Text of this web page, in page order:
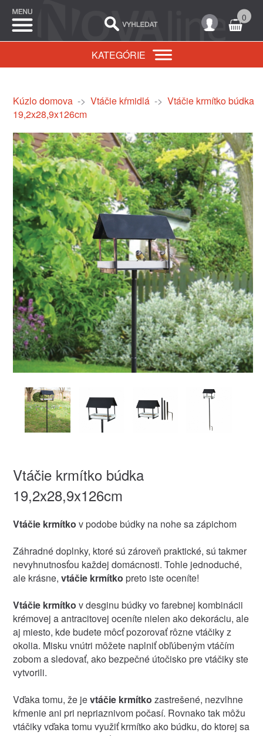
0
KATEGÓRIE
Kúzlo domova-> Vtáčie kŕmidlá-> Vtáčie krmítko búdka
19,2x28,9x126cm
Vtáčie krmítko búdka
19,2x28,9x126cm
Vtáčie krmítko v podobe búdky na nohe sa zápichom
Záhradné doplnky, ktoré sú zároveň praktické, sú takmer
nevyhnutnosťou každej domácnosti. Tohle jednoduché,
ale krásne, vtáčie krmítko preto iste oceníte!
Vtáčie krmítko v desginu búdky vo farebnej kombinácii
krémovej a antracitovej oceníte nielen ako dekoráciu, ale
aj miesto, kde budete môcť pozorovať rôzne vtáčiky z
okolia. Misku vnútri môžete naplniť obľúbeným vtáčím
zobom a sledovať, ako bezpečné útočisko pre vtáčiky ste
vytvorili.
Vďaka tomu, že jevtáčie krmítko zastrešené, nezvlhne
kŕmenie ani pri nepriaznivom počasí. Rovnako tak môžu
vtáčiky vďaka tomu využiť krmítko ako búdku, do ktorej sa